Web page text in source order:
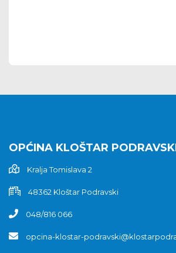
OPĆINA KLOŠTAR
Kralja Tomislava 2
48362 Kloštar Podravski
048/816 066
opcina-klostar-